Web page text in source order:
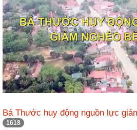
Bá Thước huy động nguồn lực
1618